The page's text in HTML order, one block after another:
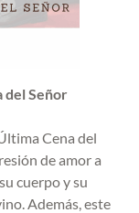
del Señor
Cena del
de amor a
cuerpo y su
Además, este